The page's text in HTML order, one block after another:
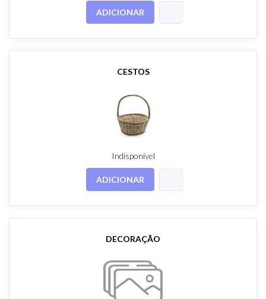
ADICIONAR
CESTOS
Indisponível
ADICIONAR
DECORAÇÃO